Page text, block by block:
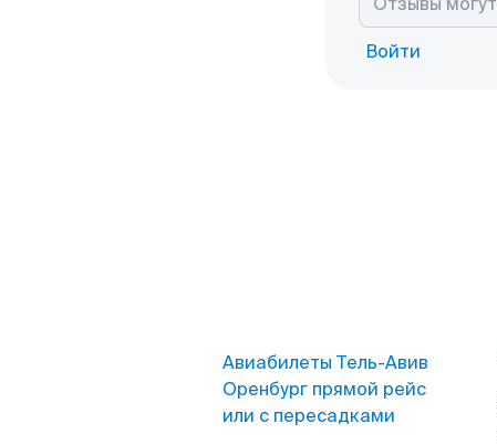
Войти
Авиабилеты Тель-Авив
Оренбург прямой рейс
или с пересадками